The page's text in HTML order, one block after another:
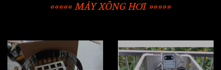
««««« MÁY XÔNG HƠI »»»»»